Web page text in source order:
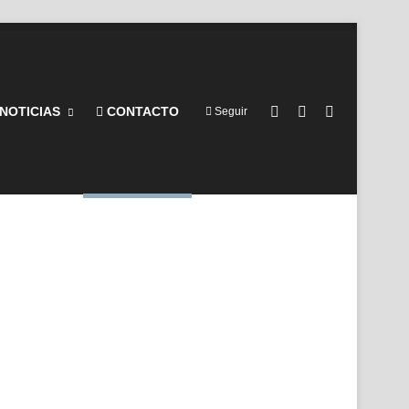
CONTACTO Seguir Barra lateral
Switch skin